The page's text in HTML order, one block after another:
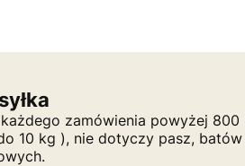
zamówienia powyżej 800
10 kg ), nie dotyczy pasz, batów